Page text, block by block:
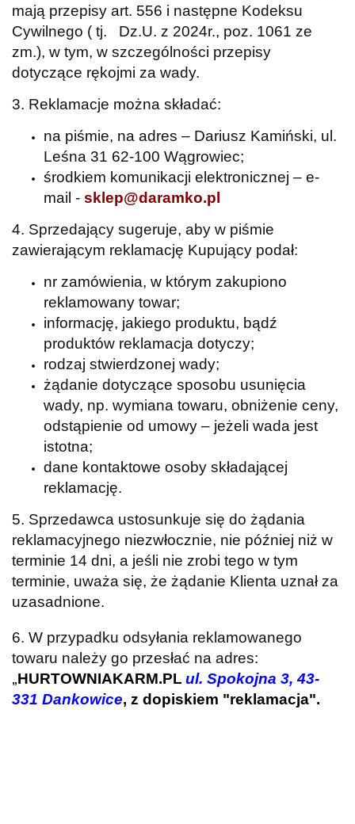
mają przepisy art. 556 i następne Kodeksu
Cywilnego ( tj. Dz.U. z 2024r., poz. 1061 ze
zm.), w tym, w szczególności przepisy
dotyczące rękojmi za wady.
3. Reklamacje można składać:
na piśmie, na adres – Dariusz Kamiński, ul.
Leśna 31 62-100 Wągrowiec;
środkiem komunikacji elektronicznej – e-
mail - sklep@daramko.pl
4. Sprzedający sugeruje, aby w piśmie
zawierającym reklamację Kupujący podał:
nr zamówienia, w którym zakupiono
reklamowany towar;
informację, jakiego produktu, bądź
produktów reklamacja dotyczy;
rodzaj stwierdzonej wady;
żądanie dotyczące sposobu usunięcia
wady, np. wymiana towaru, obniżenie ceny,
odstąpienie od umowy – jeżeli wada jest
istotna;
dane kontaktowe osoby składającej
reklamację.
5. Sprzedawca ustosunkuje się do żądania
reklamacyjnego niezwłocznie, nie później niż w
terminie 14 dni, a jeśli nie zrobi tego w tym
terminie, uważa się, że żądanie Klienta uznał za
uzasadnione.
6. W przypadku odsyłania reklamowanego
towaru należy go przesłać na adres:
„HURTOWNIAKARM.PL ul. Spokojna 3, 43-
331 Dankowice, z dopiskiem "reklamacja".